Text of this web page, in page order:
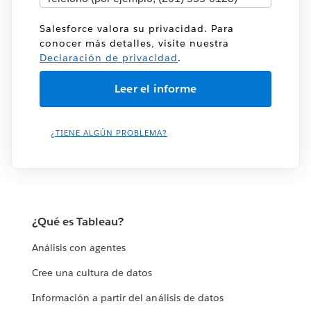
Salesforce valora su privacidad. Para
conocer más detalles, visite nuestra
Declaración de privacidad.
¿TIENE ALGÚN PROBLEMA?
¿Qué es Tableau?
Análisis con agentes
Cree una cultura de datos
Información a partir del análisis de datos